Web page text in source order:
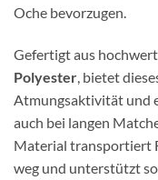
Oche bevorzugen.
Gefertigt aus
Polyester, bietet
Atmungsaktivität und
auch bei langen
Material transportiert
weg und unterstützt